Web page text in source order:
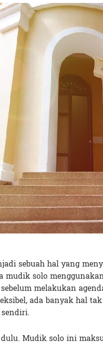
sebuah hal yang
mudik solo
melakukan
ada banyak hal
Mudik solo ini